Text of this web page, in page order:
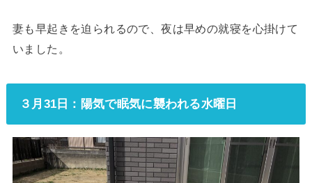
妻も早起きを迫られるので、夜は早めの就寝を心掛けて
いました。
３月31日：陽気で眠気に襲われる水曜日